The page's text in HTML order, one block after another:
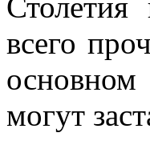
всего
могут